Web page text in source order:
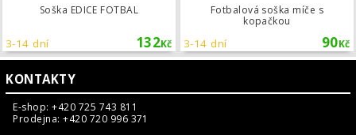
Soška EDICE FOTBAL
132Kč
3-14 dní
Fotbalová soška míče s
kopačkou
90Kč
3-14 dní
KONTAKTY
E-shop: +420 725 743 811
Prodejna: +420 720 996 371